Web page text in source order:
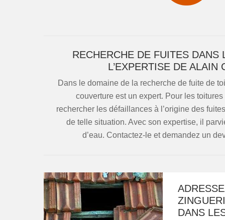
RECHERCHE DE FUITES
L’EXPERTISE DE
Dans le domaine de la recherche de fuite de
couverture est un expert. Pour les
rechercher les défaillances à l’origine des
de telle situation. Avec son expertise, il
d’eau. Contactez-le et demandez un
DANS